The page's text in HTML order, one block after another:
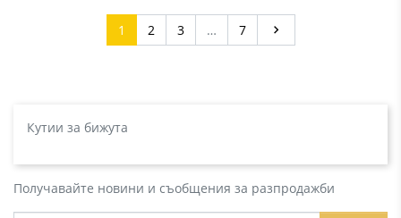
1 2 3 … 7 Напред

Кутии за бижута
Получавайте новини и съобщения за разпродажби